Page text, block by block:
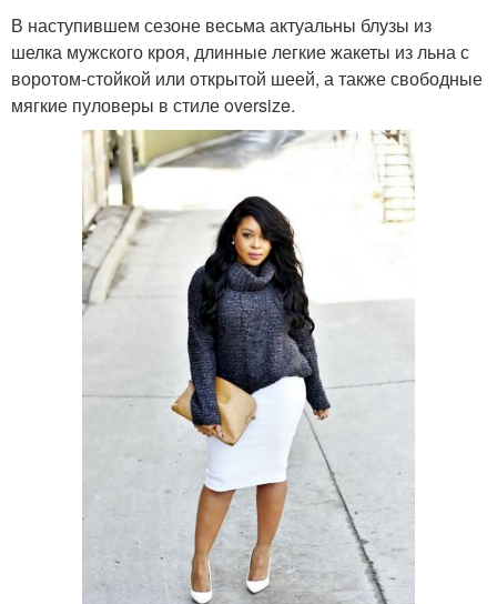
В наступившем сезоне весьма актуальны блузы из
шелка мужского кроя, длинные легкие жакеты из льна с
воротом-стойкой или открытой шеей, а также свободные
мягкие пуловеры в стиле oversize.